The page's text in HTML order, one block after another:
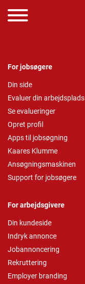
For jobsøgere
Din side
Evaluer din arbejdsplads
Se evalueringer
Opret profil
Apps til jobsøgning
Kaares Klumme
Ansøgningsmaskinen
Support for jobsøgere
For arbejdsgivere
Din kundeside
Indryk annonce
Jobannoncering
Rekruttering
Employer branding